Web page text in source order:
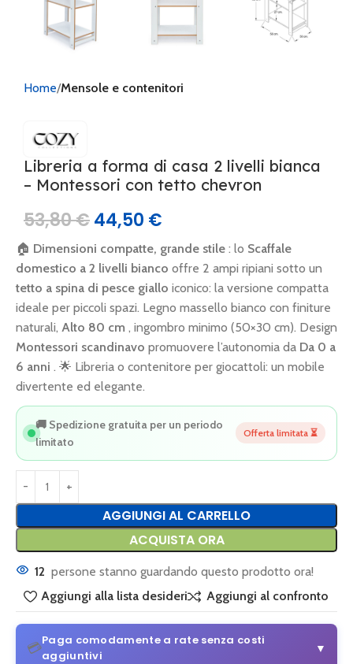
Home Mensole e contenitori
Libreria a forma di casa 2 livelli bianca
– Montessori con tetto chevron
53,80€44,50 €
🏠 Dimensioni compatte, grande stile : lo Scaffale
domestico a 2 livelli bianco offre 2 ampi ripiani sotto un
tetto a spina di pesce giallo iconico: la versione compatta
ideale per piccoli spazi. Legno massello bianco con finiture
naturali, Alto 80 cm , ingombro minimo (50×30 cm). Design
Montessori scandinavo promuovere l’autonomia da Da 0 a
6 anni . 🌟 Libreria o contenitore per giocattoli: un mobile
divertente ed elegante.
🚚 Spedizione gratuita per un periodo
limitato
Offerta limitata ⏳
AGGIUNGI AL CARRELLO
ACQUISTA ORA
12 persone stanno guardando questo prodotto ora!
Aggiungi alla lista desideri
Aggiungi al confronto
💳Paga comodamente a rate senza costi
aggiuntivi
▼